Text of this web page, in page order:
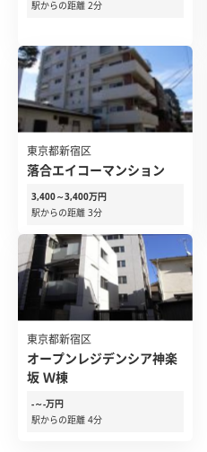
駅からの距離 2分
東京都新宿区
落合エイコーマンション
3,400～3,400万円
駅からの距離 3分
東京都新宿区
オープンレジデンシア神楽
坂 Ｗ棟
-～-万円
駅からの距離 4分